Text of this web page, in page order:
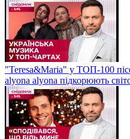
"Teresa&Maria" у ТОП-100
alyona alyona підкорюють